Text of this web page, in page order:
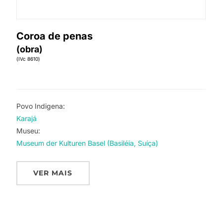
Coroa de penas
(obra)
(IVc 8610)
Povo Indigena:
Karajá
Museu:
Museum der Kulturen Basel (Basiléia, Suíça)
VER MAIS